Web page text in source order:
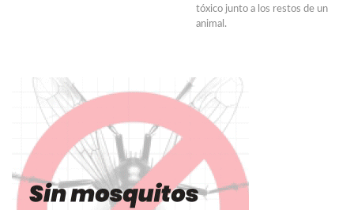
tóxico junto a los restos de un
animal.